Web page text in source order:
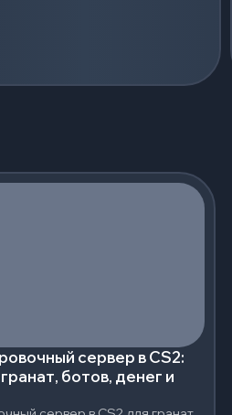
сервер в CS2:
ботов, денег и